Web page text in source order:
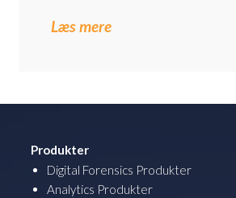
Læs mere
Produkter
Digital Forensics Produkter
Analytics Produkter